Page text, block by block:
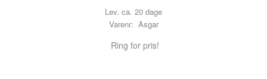
Lev. ca. 20 dage
Varenr: Asgar
Ring for pris!